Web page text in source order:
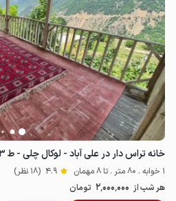
خانه تراس دار در علی آباد - لوکال چلی - ط ۳
1 خوابه . 80 متر . تا 8 مهمان 4.9 (18 نظر)
هر شب از 2٬000٬000 تومان